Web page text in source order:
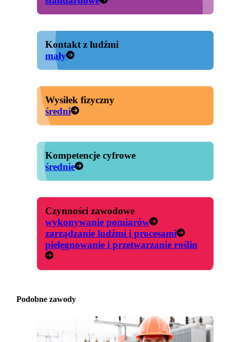
Kontakt z ludźmi
mały
Wysiłek fizyczny
średni
Kompetencje cyfrowe
średnie
Czynności zawodowe
wykonywanie pomiarów
zarządzanie ludźmi i procesami
pielęgnowanie i przetwarzanie roślin
Podobne zawody